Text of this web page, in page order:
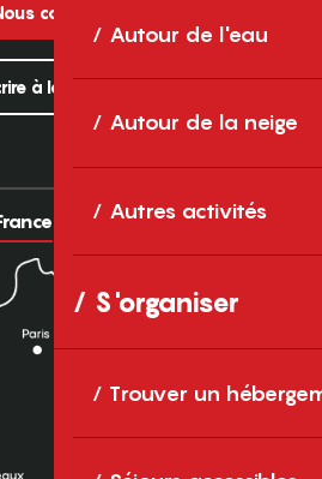
Autour de l'eau
Autour de la neige
Autres activités
S'organiser
Trouver un
contacter
à la newsletter
Europe